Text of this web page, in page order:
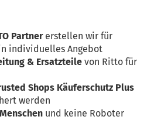
Partnererstellen wir für
individuelles Angebot
& Ersatzteile von Ritto für
Shops Käuferschutz Plus
werden
und keine Roboter